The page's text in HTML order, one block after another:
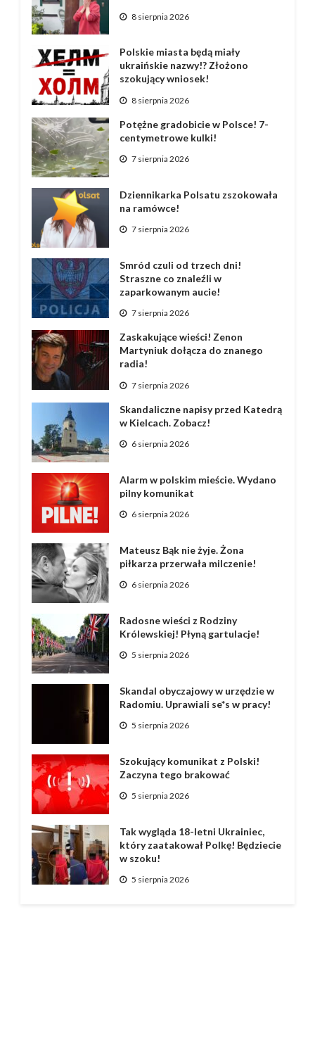
8 sierpnia 2026
Polskie miasta będą miały
ukraińskie nazwy!? Złożono
szokujący wniosek!
8 sierpnia 2026
Potężne gradobicie w Polsce! 7-
centymetrowe kulki!
7 sierpnia 2026
Dziennikarka Polsatu zszokowała
na ramówce!
7 sierpnia 2026
Smród czuli od trzech dni!
Straszne co znaleźli w
zaparkowanym aucie!
7 sierpnia 2026
Zaskakujące wieści! Zenon
Martyniuk dołącza do znanego
radia!
7 sierpnia 2026
Skandaliczne napisy przed Katedrą
w Kielcach. Zobacz!
6 sierpnia 2026
Alarm w polskim mieście. Wydano
pilny komunikat
6 sierpnia 2026
Mateusz Bąk nie żyje. Żona
piłkarza przerwała milczenie!
6 sierpnia 2026
Radosne wieści z Rodziny
Królewskiej! Płyną gartulacje!
5 sierpnia 2026
Skandal obyczajowy w urzędzie w
Radomiu. Uprawiali se*s w pracy!
5 sierpnia 2026
Szokujący komunikat z Polski!
Zaczyna tego brakować
5 sierpnia 2026
Tak wygląda 18-letni Ukrainiec,
który zaatakował Polkę! Będziecie
w szoku!
5 sierpnia 2026